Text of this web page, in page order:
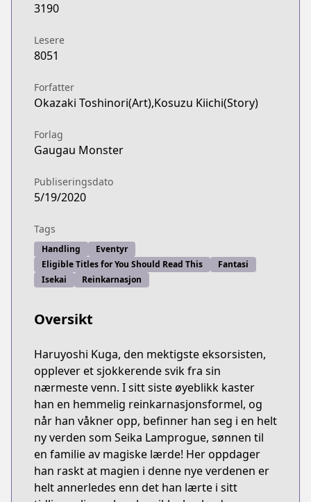
3190
Lesere
8051
Forfatter
Okazaki Toshinori(Art),Kosuzu Kiichi(Story)
Forlag
Gaugau Monster
Publiseringsdato
5/19/2020
Tags
Handling
Eventyr
Eligible Titles for You Should Read This
Fantasi
Isekai
Reinkarnasjon
Oversikt
Haruyoshi Kuga, den mektigste eksorsisten,
opplever et sjokkerende svik fra sin
nærmeste venn. I sitt siste øyeblikk kaster
han en hemmelig reinkarnasjonsformel, og
når han våkner opp, befinner han seg i en helt
ny verden som Seika Lamprogue, sønnen til
en familie av magiske lærde! Her oppdager
han raskt at magien i denne nye verdenen er
helt annerledes enn det han lærte i sitt